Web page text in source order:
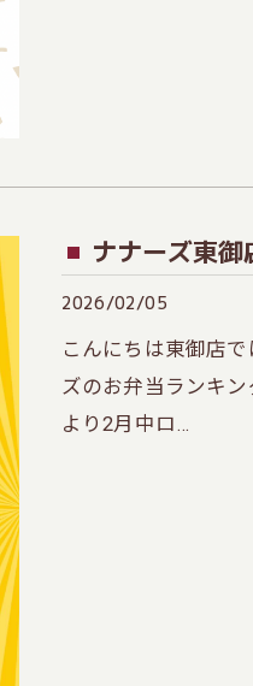
ナナーズ東
2026/02/05
こんにちは東御店
ズのお弁当ランキ
より2月中ロ…